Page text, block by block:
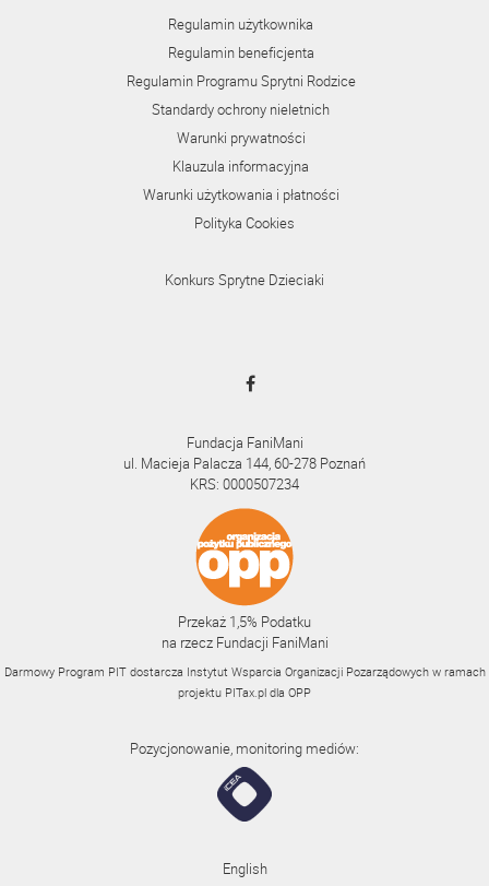
Regulamin użytkownika
Regulamin beneficjenta
Regulamin Programu Sprytni Rodzice
Standardy ochrony nieletnich
Warunki prywatności
Klauzula informacyjna
Warunki użytkowania i płatności
Polityka Cookies
Konkurs Sprytne Dzieciaki
Fundacja FaniMani
ul. Macieja Palacza 144, 60-278 Poznań
KRS: 0000507234
Przekaż 1,5% Podatku
na rzecz Fundacji FaniMani
Darmowy Program PIT dostarcza Instytut Wsparcia Organizacji Pozarządowych w ramach
projektu PITax.pl dla OPP
Pozycjonowanie, monitoring mediów:
English